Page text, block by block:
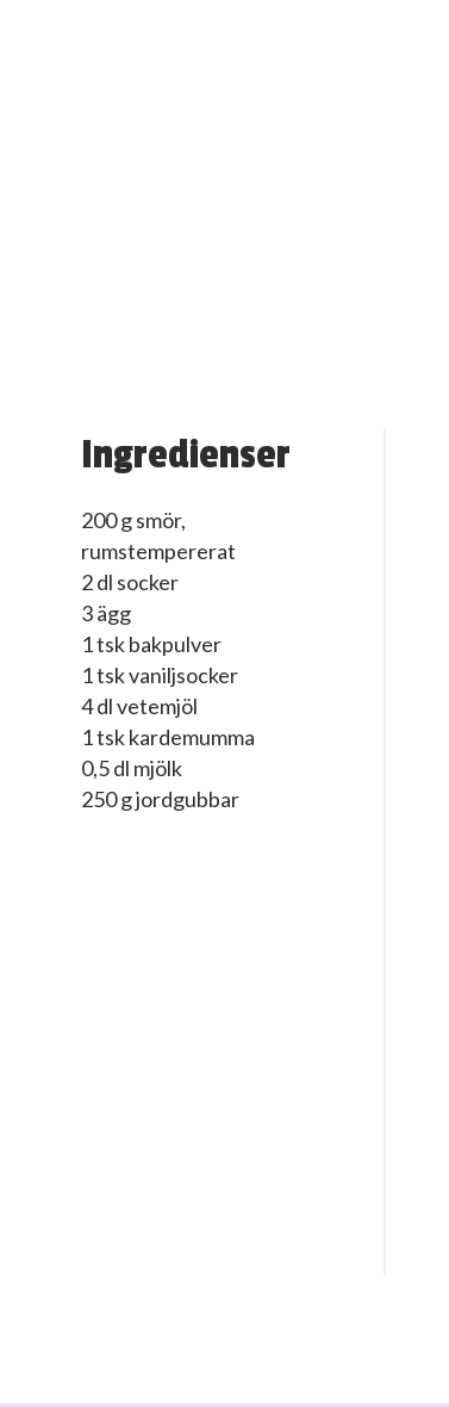
Ingredienser
200 g smör,
rumstempererat
2 dl socker
3 ägg
1 tsk bakpulver
1 tsk vaniljsocker
4 dl vetemjöl
1 tsk kardemumma
0,5 dl mjölk
250 g jordgubbar